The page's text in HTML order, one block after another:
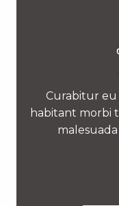
Curabitur
habitant morbi